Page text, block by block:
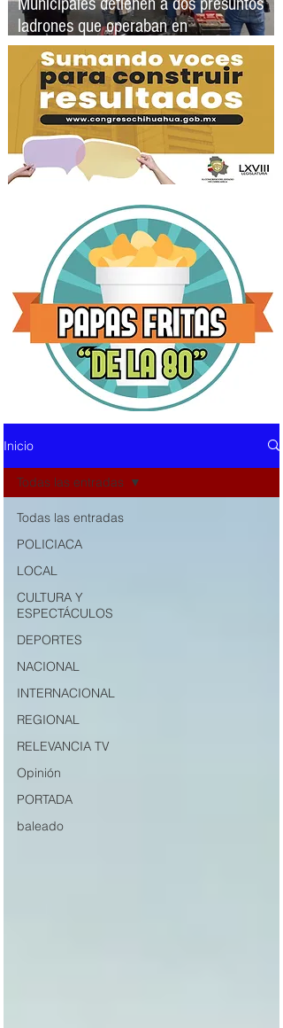
ladrones que operaban en
estacionamientos de la Colonia San
Felipe Viejo
Inicio
Todas las entradas
POLICIACA
LOCAL
CULTURA Y
ESPECTÁCULOS
DEPORTES
NACIONAL
INTERNACIONAL
REGIONAL
RELEVANCIA TV
Opinión
PORTADA
baleado
Todas las entradas